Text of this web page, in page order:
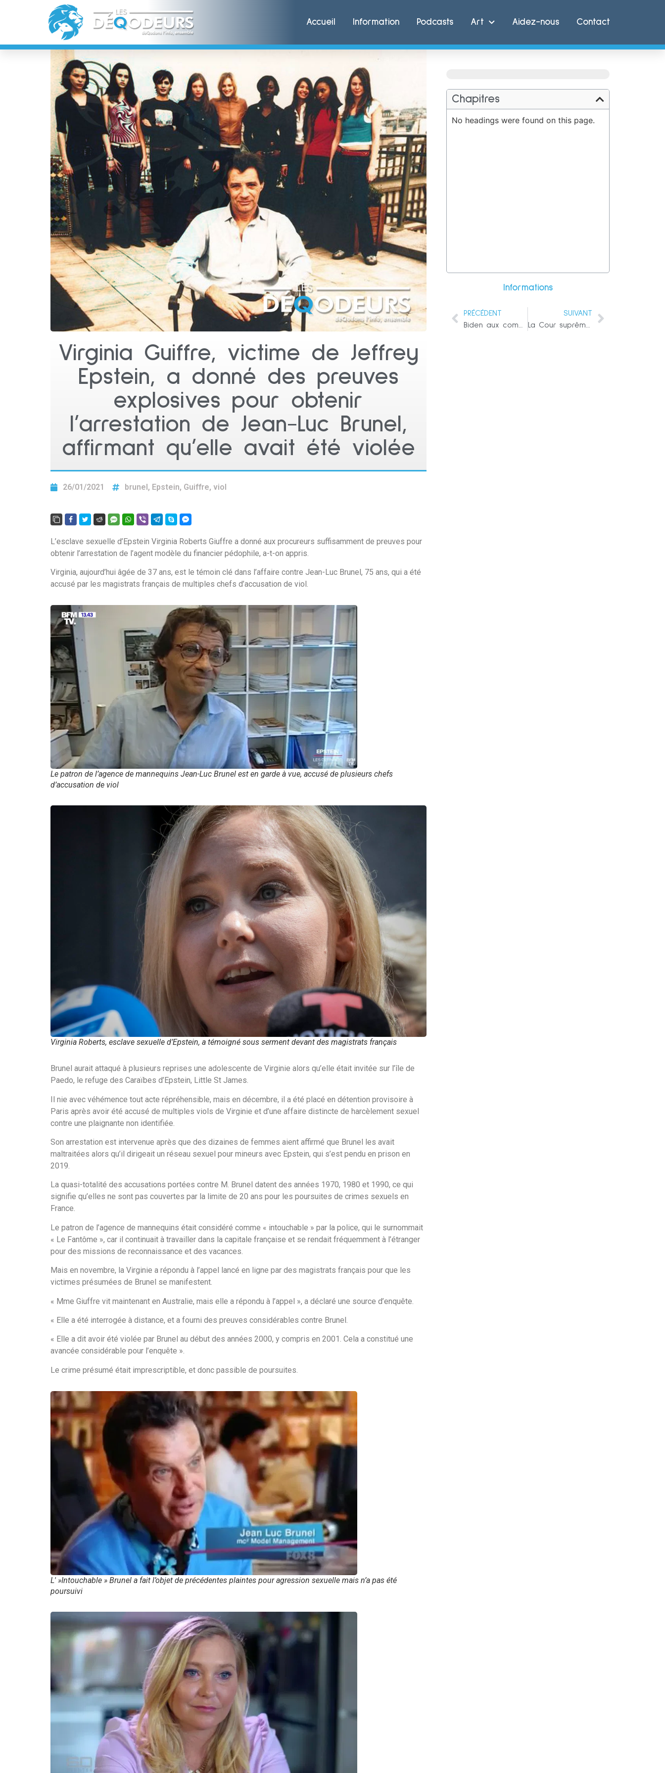
Accueil Information Podcasts Art Aidez-nous Contact
Virginia Guiffre, victime de Jeffrey
Epstein, a donné des preuves
explosives pour obtenir
l’arrestation de Jean-Luc Brunel,
affirmant qu’elle avait été violée
26/01/2021 brunel, Epstein, Guiffre, viol
L’esclave sexuelle d’Epstein Virginia Roberts Giuffre a donné aux procureurs suffisamment de preuves pour
obtenir l’arrestation de l’agent modèle du financier pédophile, a-t-on appris.
Virginia, aujourd’hui âgée de 37 ans, est le témoin clé dans l’affaire contre Jean-Luc Brunel, 75 ans, qui a été
accusé par les magistrats français de multiples chefs d’accusation de viol.
Le patron de l’agence de mannequins Jean-Luc Brunel est en garde à vue, accusé de plusieurs chefs
d’accusation de viol
Virginia Roberts, esclave sexuelle d’Epstein, a témoigné sous serment devant des magistrats français
Brunel aurait attaqué à plusieurs reprises une adolescente de Virginie alors qu’elle était invitée sur l’île de
Paedo, le refuge des Caraïbes d’Epstein, Little St James.
Il nie avec véhémence tout acte répréhensible, mais en décembre, il a été placé en détention provisoire à
Paris après avoir été accusé de multiples viols de Virginie et d’une affaire distincte de harcèlement sexuel
contre une plaignante non identifiée.
Son arrestation est intervenue après que des dizaines de femmes aient affirmé que Brunel les avait
maltraitées alors qu’il dirigeait un réseau sexuel pour mineurs avec Epstein, qui s’est pendu en prison en
2019.
La quasi-totalité des accusations portées contre M. Brunel datent des années 1970, 1980 et 1990, ce qui
signifie qu’elles ne sont pas couvertes par la limite de 20 ans pour les poursuites de crimes sexuels en
France.
Le patron de l’agence de mannequins était considéré comme « intouchable » par la police, qui le surnommait
« Le Fantôme », car il continuait à travailler dans la capitale française et se rendait fréquemment à l’étranger
pour des missions de reconnaissance et des vacances.
Mais en novembre, la Virginie a répondu à l’appel lancé en ligne par des magistrats français pour que les
victimes présumées de Brunel se manifestent.
« Mme Giuffre vit maintenant en Australie, mais elle a répondu à l’appel », a déclaré une source d’enquête.
« Elle a été interrogée à distance, et a fourni des preuves considérables contre Brunel.
« Elle a dit avoir été violée par Brunel au début des années 2000, y compris en 2001. Cela a constitué une
avancée considérable pour l’enquête ».
Le crime présumé était imprescriptible, et donc passible de poursuites.
L' »Intouchable » Brunel a fait l’objet de précédentes plaintes pour agression sexuelle mais n’a pas été
poursuivi
Chapitres
No headings were found on this page.
Informations
PRÉCÉDENT
SUIVANT